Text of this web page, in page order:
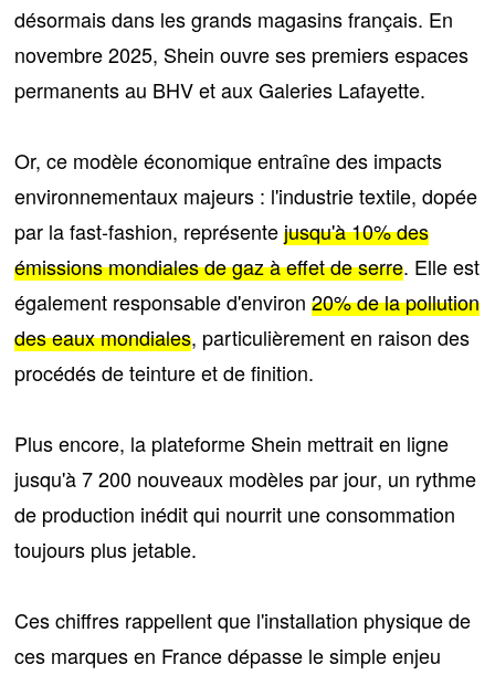
désormais dans les grands magasins français. En
novembre 2025, Shein ouvre ses premiers espaces
permanents au BHV et aux Galeries Lafayette.
Or, ce modèle économique entraînedes impacts
environnementaux majeurs : l'industrie textile, dopée
par la fast-fashion, représentejusqu'à 10% des
émissions mondiales de gaz à effet de serre. Elle est
également responsable d'environ20% de la pollution
des eaux mondiales, particulièrement en raison des
procédés de teinture et de finition.
Plus encore, la plateforme Shein mettrait en ligne
jusqu'à 7 200 nouveaux modèles par jour, un rythme
de production inédit qui nourrit une consommation
toujours plus jetable.
Ces chiffres rappellent que l'installation physique de
ces marques en France dépasse le simple enjeu